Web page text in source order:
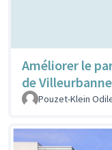
Améliorer le
de
Pouzet-Klein